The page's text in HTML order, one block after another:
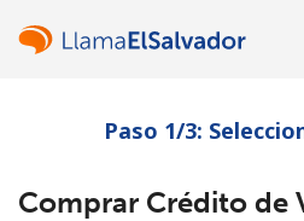
¿Ya tienes una cuenta?
Paso 1/3:
Comprar Crédito de